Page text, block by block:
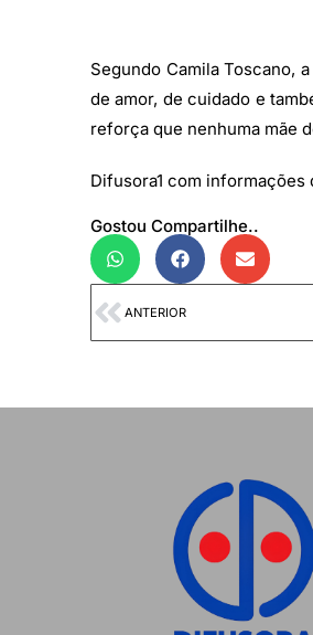
Segundo Camila Toscano,
de amor, de cuidado e
reforça que nenhuma mãe
Difusora1 com informações
Gostou Compartilhe..
ANTERIOR